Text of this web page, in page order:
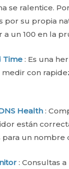
se ralentice.
por su propia
un 100 en la
Time : Es una
medir con
Health :
están
un nombre
: Consultas